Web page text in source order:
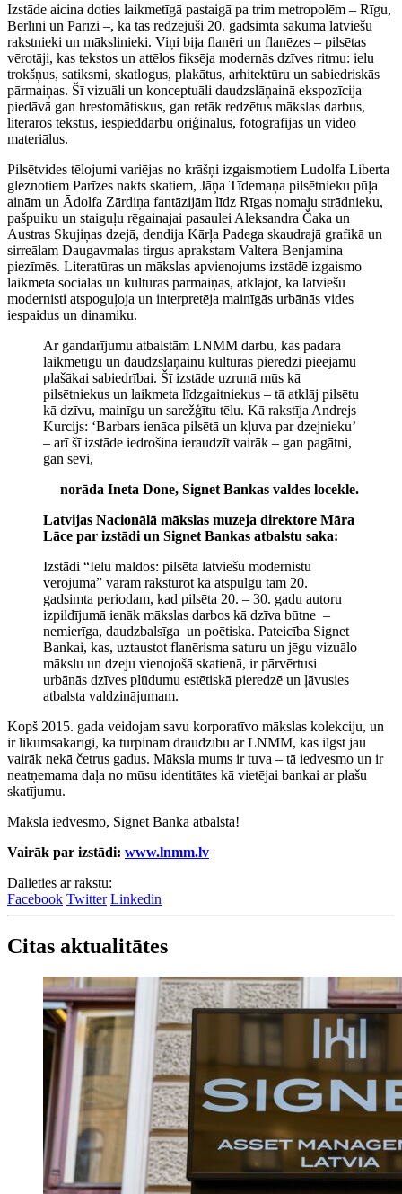
Izstāde aicina doties laikmetīgā pastaigā pa trim metropolēm – Rīgu,
Berlīni un Parīzi –, kā tās redzējuši 20. gadsimta sākuma latviešu
rakstnieki un mākslinieki. Viņi bija flanēri un flanēzes – pilsētas
vērotāji, kas tekstos un attēlos fiksēja modernās dzīves ritmu: ielu
trokšņus, satiksmi, skatlogus, plakātus, arhitektūru un sabiedriskās
pārmaiņas. Šī vizuāli un konceptuāli daudzslāņainā ekspozīcija
piedāvā gan hrestomātiskus, gan retāk redzētus mākslas darbus,
literāros tekstus, iespieddarbu oriģinālus, fotogrāfijas un video
materiālus.
Pilsētvides tēlojumi variējas no krāšņi izgaismotiem Ludolfa Liberta
gleznotiem Parīzes nakts skatiem, Jāņa Tīdemaņa pilsētnieku pūļa
ainām un Ādolfa Zārdiņa fantāzijām līdz Rīgas nomaļu strādnieku,
pašpuiku un staiguļu rēgainajai pasaulei Aleksandra Čaka un
Austras Skujiņas dzejā, dendija Kārļa Padega skaudrajā grafikā un
sirreālam Daugavmalas tirgus aprakstam Valtera Benjamina
piezīmēs. Literatūras un mākslas apvienojums izstādē izgaismo
laikmeta sociālās un kultūras pārmaiņas, atklājot, kā latviešu
modernisti atspoguļoja un interpretēja mainīgās urbānās vides
iespaidus un dinamiku.
Ar gandarījumu atbalstām LNMM darbu, kas padara
laikmetīgu un daudzslāņainu kultūras pieredzi pieejamu
plašākai sabiedrībai. Šī izstāde uzrunā mūs kā
pilsētniekus un laikmeta līdzgaitniekus – tā atklāj pilsētu
kā dzīvu, mainīgu un sarežģītu tēlu. Kā rakstīja Andrejs
Kurcijs: ‘Barbars ienāca pilsētā un kļuva par dzejnieku’
– arī šī izstāde iedrošina ieraudzīt vairāk – gan pagātni,
gan sevi,
norāda Ineta Done, Signet Bankas valdes locekle.
Latvijas Nacionālā mākslas muzeja direktore Māra
Lāce par izstādi un Signet Bankas atbalstu saka:
Izstādi “Ielu maldos: pilsēta latviešu modernistu
vērojumā” varam raksturot kā atspulgu tam 20.
gadsimta periodam, kad pilsēta 20. – 30. gadu autoru
izpildījumā ienāk mākslas darbos kā dzīva būtne –
nemierīga, daudzbalsīga un poētiska. Pateicība Signet
Bankai, kas, uztaustot flanērisma saturu un jēgu vizuālo
mākslu un dzeju vienojošā skatienā, ir pārvērtusi
urbānās dzīves plūdumu estētiskā pieredzē un ļāvusies
atbalsta valdzinājumam.
Kopš 2015. gada veidojam savu korporatīvo mākslas kolekciju, un
ir likumsakarīgi, ka turpinām draudzību ar LNMM, kas ilgst jau
vairāk nekā četrus gadus. Māksla mums ir tuva – tā iedvesmo un ir
neatņemama daļa no mūsu identitātes kā vietējai bankai ar plašu
skatījumu.
Māksla iedvesmo, Signet Banka atbalsta!
Vairāk par izstādi: www.lnmm.lv
Dalieties ar rakstu:
Facebook Twitter Linkedin
Citas aktualitātes